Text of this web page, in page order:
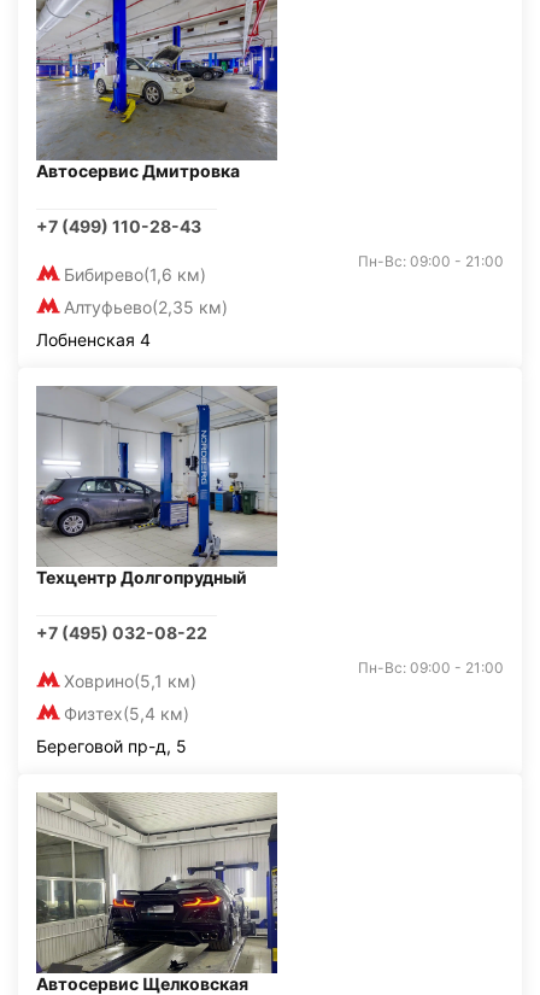
Автосервис Дмитровка
+7 (499) 110-28-43
Бибирево(1,6 км)
Алтуфьево(2,35 км)
Пн-Вс: 09:00 - 21:00
Лобненская 4
Техцентр Долгопрудный
+7 (495) 032-08-22
Ховрино(5,1 км)
Физтех(5,4 км)
Пн-Вс: 09:00 - 21:00
Береговой пр-д, 5
Автосервис Щелковская